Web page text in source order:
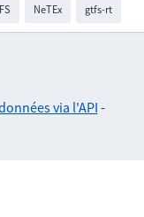
NeTEx gtfs-rt
via l'API -